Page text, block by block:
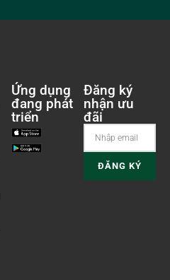
Ứng dụng
đang phát
triển
Đăng ký
nhận ưu
đãi